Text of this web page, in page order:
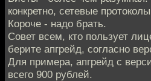
конкретно, сетевые
Короче - надо брать.
Совет всем, кто пользует
берите апгрейд, согласно
Для примера, апгрейд с
всего 900 рублей.